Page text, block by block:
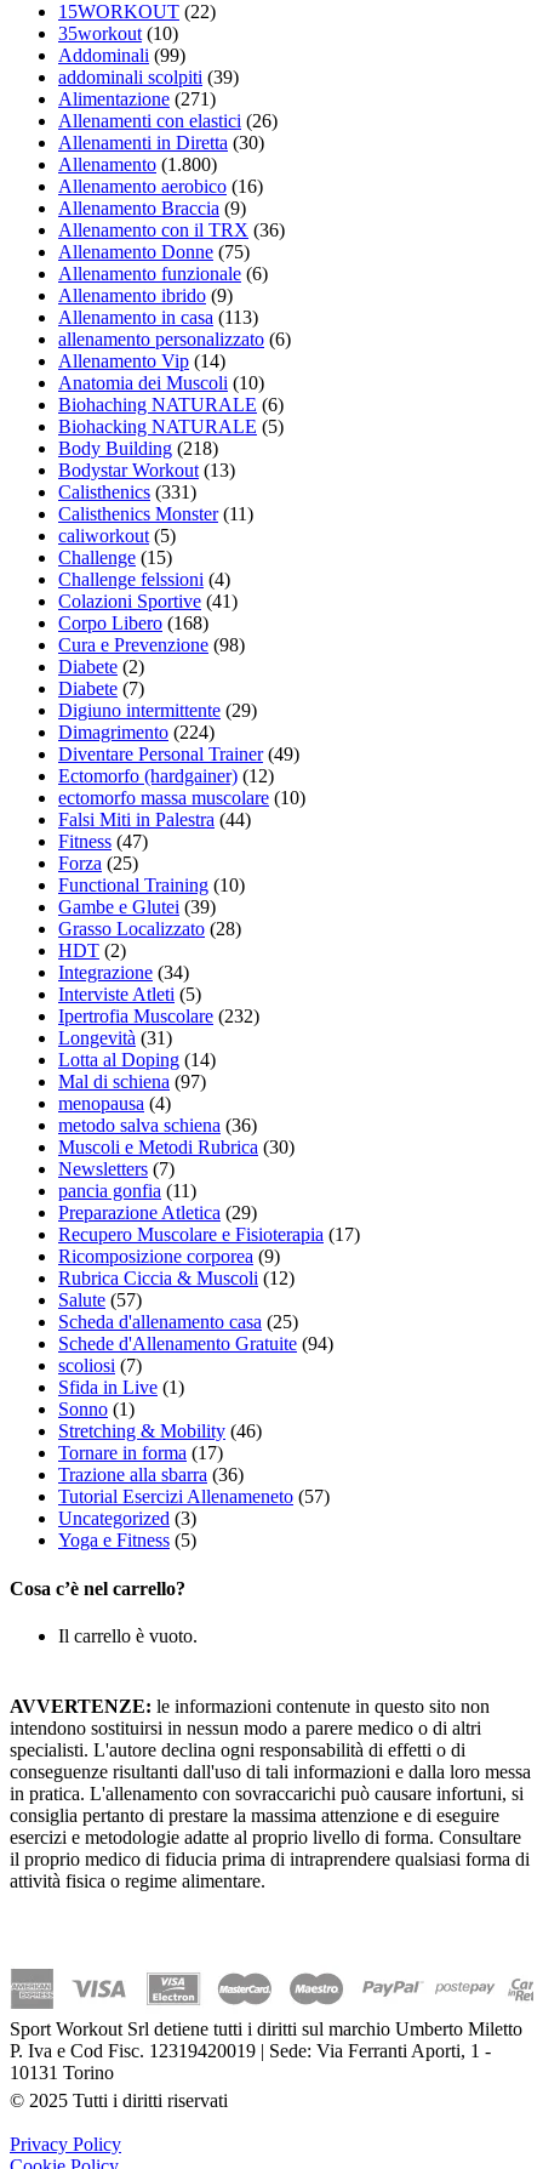
15WORKOUT (22)
35workout (10)
Addominali (99)
addominali scolpiti (39)
Alimentazione (271)
Allenamenti con elastici (26)
Allenamenti in Diretta (30)
Allenamento (1.800)
Allenamento aerobico (16)
Allenamento Braccia (9)
Allenamento con il TRX (36)
Allenamento Donne (75)
Allenamento funzionale (6)
Allenamento ibrido (9)
Allenamento in casa (113)
allenamento personalizzato (6)
Allenamento Vip (14)
Anatomia dei Muscoli (10)
Biohaching NATURALE (6)
Biohacking NATURALE (5)
Body Building (218)
Bodystar Workout (13)
Calisthenics (331)
Calisthenics Monster(11)
caliworkout (5)
Challenge (15)
Challenge felssioni (4)
Colazioni Sportive (41)
Corpo Libero (168)
Cura e Prevenzione (98)
Diabete (2)
Diabete (7)
Digiuno intermittente (29)
Dimagrimento (224)
Diventare Personal Trainer(49)
Ectomorfo (hardgainer) (12)
ectomorfo massa muscolare (10)
Falsi Miti in Palestra (44)
Fitness (47)
Forza (25)
Functional Training (10)
Gambe e Glutei (39)
Grasso Localizzato (28)
HDT (2)
Integrazione (34)
Interviste Atleti (5)
Ipertrofia Muscolare (232)
Longevità (31)
Lotta al Doping (14)
Mal di schiena (97)
menopausa (4)
metodo salva schiena (36)
Muscoli e Metodi Rubrica (30)
Newsletters (7)
pancia gonfia (11)
Preparazione Atletica (29)
Recupero Muscolare e Fisioterapia (17)
Ricomposizione corporea (9)
Rubrica Ciccia & Muscoli (12)
Salute (57)
Scheda d'allenamento casa (25)
Schede d'Allenamento Gratuite (94)
scoliosi (7)
Sfida in Live (1)
Sonno (1)
Stretching & Mobility (46)
Tornare in forma (17)
Trazione alla sbarra (36)
Tutorial Esercizi Allenameneto (57)
Uncategorized (3)
Yoga e Fitness (5)
Cosa c’è nel carrello?
Il carrello è vuoto.
AVVERTENZE: le informazioni contenute in questo sito non
intendono sostituirsi in nessun modo a parere medico o di altri
specialisti. L'autore declina ogni responsabilità di effetti o di
conseguenze risultanti dall'uso di tali informazioni e dalla loro messa
in pratica. L'allenamento con sovraccarichi può causare infortuni, si
consiglia pertanto di prestare la massima attenzione e di eseguire
esercizi e metodologie adatte al proprio livello di forma. Consultare
il proprio medico di fiducia prima di intraprendere qualsiasi forma di
attività fisica o regime alimentare.
Sport Workout Srl detiene tutti i diritti sul marchio Umberto Miletto
P. Iva e Cod Fisc. 12319420019 | Sede: Via Ferranti Aporti, 1 -
10131 Torino
© 2025 Tutti i diritti riservati
Privacy Policy